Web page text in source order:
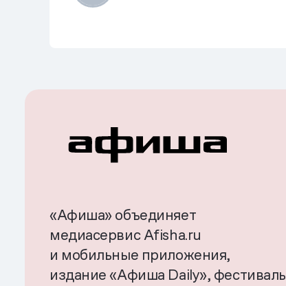
«Афиша» объединяет
медиасервис Afisha.ru
и мобильные приложения,
издание «Афиша Daily», фестиваль